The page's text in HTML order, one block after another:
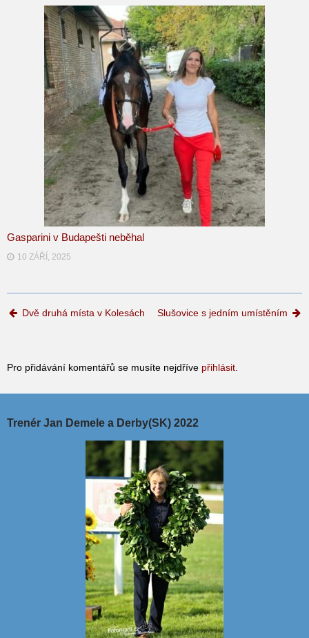
Gasparini v Budapešti neběhal
10 ZÁŘÍ, 2025
Post navigation
Dvě druhá místa v Kolesách Slušovice s jedním umístěním
Pro přidávání komentářů se musíte nejdříve přihlásit
Trenér Jan Demele a Derby(SK) 2022